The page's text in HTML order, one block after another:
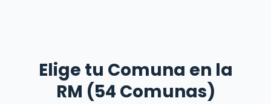
Elige tu Comuna en la
RM (54 Comunas)